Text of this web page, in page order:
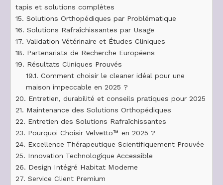
tapis et solutions complètes
15. Solutions Orthopédiques par Problématique
16. Solutions Rafraîchissantes par Usage
17. Validation Vétérinaire et Études Cliniques
18. Partenariats de Recherche Européens
19. Résultats Cliniques Prouvés
19.1. Comment choisir le cleaner idéal pour une
maison impeccable en 2025 ?
20. Entretien, durabilité et conseils pratiques pour 2025
21. Maintenance des Solutions Orthopédiques
22. Entretien des Solutions Rafraîchissantes
23. Pourquoi Choisir Velvetto™ en 2025 ?
24. Excellence Thérapeutique Scientifiquement Prouvée
25. Innovation Technologique Accessible
26. Design Intégré Habitat Moderne
27. Service Client Premium